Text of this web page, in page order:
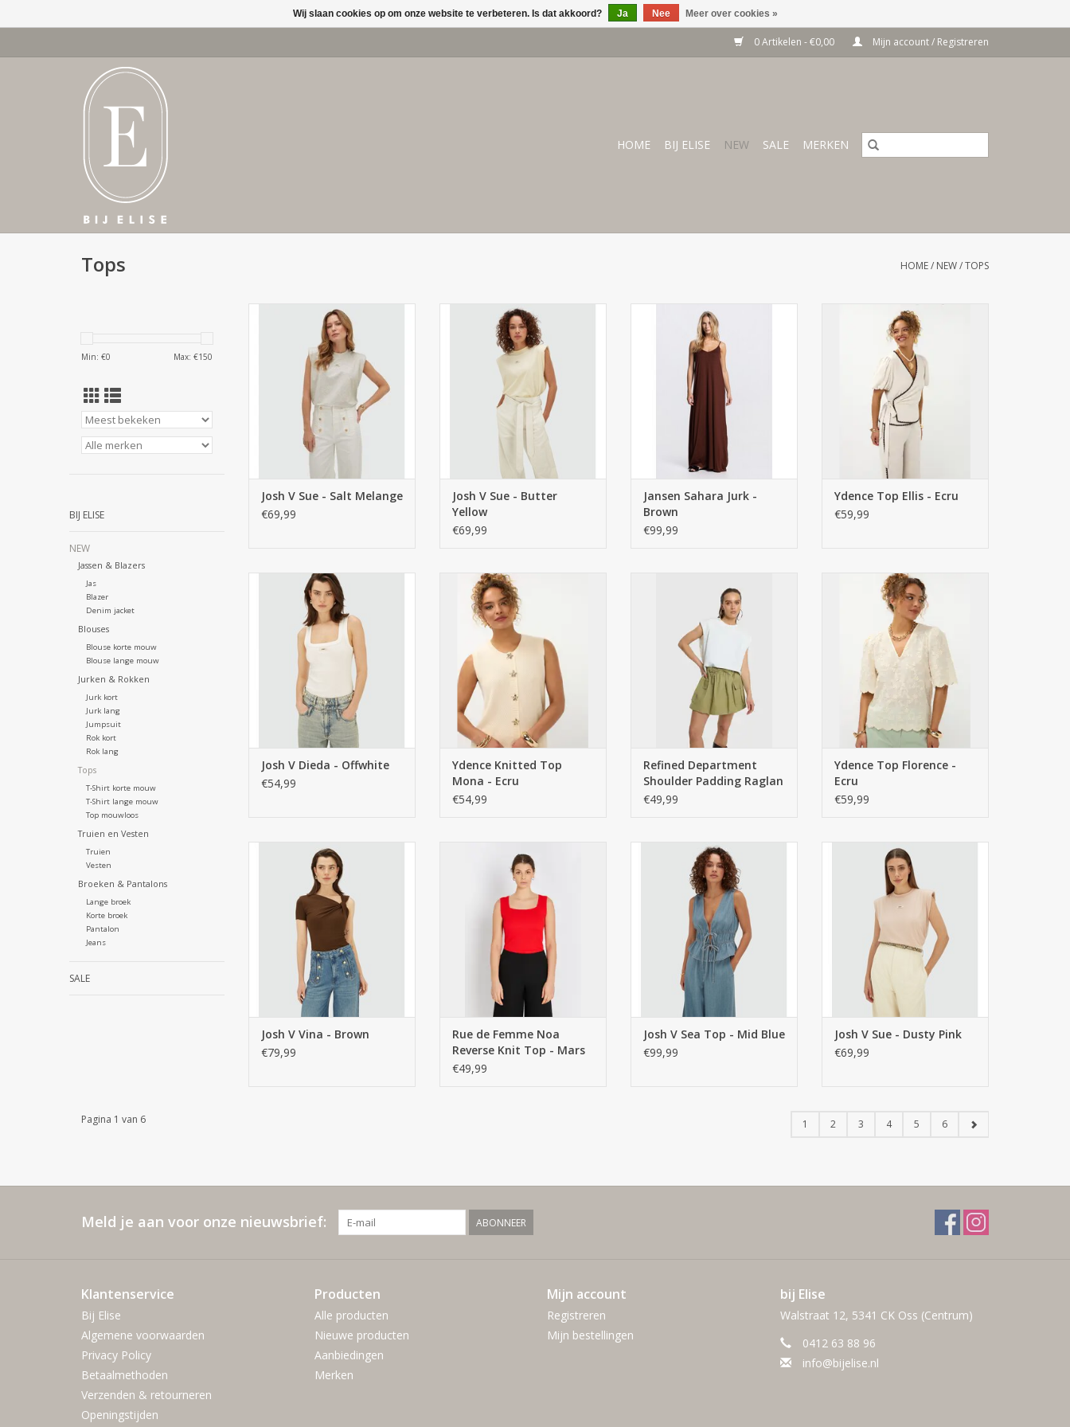
0 Artikelen - €0,00 Mijn account / Registreren
HOME BIJ ELISE NEW SALE MERKEN
Tops HOME/ NEW/TOPS
Min: €0 Max: €150
BIJ ELISE
NEW
Jassen & Blazers
Jas
Blazer
Denim jacket
Blouses
Blouse korte mouw
Blouse lange mouw
Jurken & Rokken
Jurk kort
Jurk lang
Jumpsuit
Rok kort
Rok lang
Tops
T-Shirt korte mouw
T-Shirt lange mouw
Top mouwloos
Truien en Vesten
Truien
Vesten
Broeken & Pantalons
Lange broek
Korte broek
Pantalon
Jeans
SALE
Josh V Sue - Salt Melange
€69,99
Josh V Sue - Butter
Yellow
€69,99
Jansen Sahara Jurk -
Brown
€99,99
Ydence Top Ellis - Ecru
€59,99
Josh V Dieda - Offwhite
€54,99
Ydence Knitted Top
Mona - Ecru
€54,99
Refined Department
Shoulder Padding Raglan
Top Mia - Off White
€49,99
Ydence Top Florence -
Ecru
€59,99
Josh V Vina - Brown
€79,99
Rue de Femme Noa
Reverse Knit Top - Mars
Red
€49,99
Josh V Sea Top - Mid Blue
€99,99
Josh V Sue - Dusty Pink
€69,99
Pagina 1 van 6 1 2 3 4 5 6
Meld je aan voor onze nieuwsbrief: ABONNEER
Klantenservice
Bij Elise
Algemene voorwaarden
Privacy Policy
Betaalmethoden
Verzenden & retourneren
Openingstijden
Producten
Alle producten
Nieuwe producten
Aanbiedingen
Merken
Mijn account
Registreren
Mijn bestellingen
bij Elise
Walstraat 12, 5341 CK Oss (Centrum)
0412 63 88 96
info@bijelise.nl
Wij slaan cookies op om onze website te verbeteren. Is dat akkoord? Ja Nee Meer over cookies »